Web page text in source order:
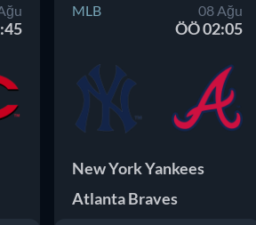
MLB 08 Ağu
ÖÖ 02:05
New York Yankees
Atlanta Braves